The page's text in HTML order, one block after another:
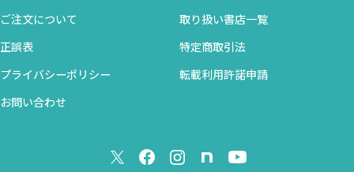
破傷風
JOIS presents 知っておきたいがん+感染症 小倉 翔
がん患者と帯状疱疹予防
睡眠と腸内細菌
機械学習モデルの正しい評価法（続）
ご注文について 取り扱い書店一覧
正誤表 特定商取引法
プライバシーポリシー 転載利用許諾申請
お問い合わせ